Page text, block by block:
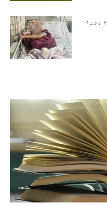
په چین کې یوه ۲۰ کلنه نجلۍ له ۱۸م پوړه